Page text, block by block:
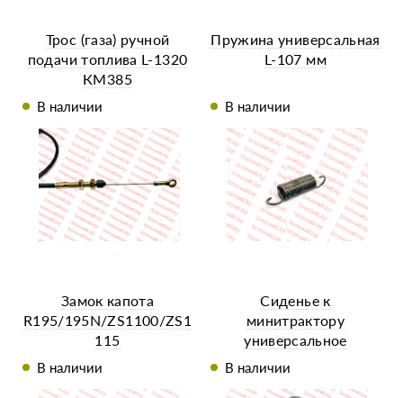
Трос (газа) ручной
подачи топлива L-1320
КМ385
В наличии
Пружина универсальная
L-107 мм
В наличии
Замок капота
R195/195N/ZS1100/ZS1
115
В наличии
Сиденье к
минитрактору
универсальное
В наличии